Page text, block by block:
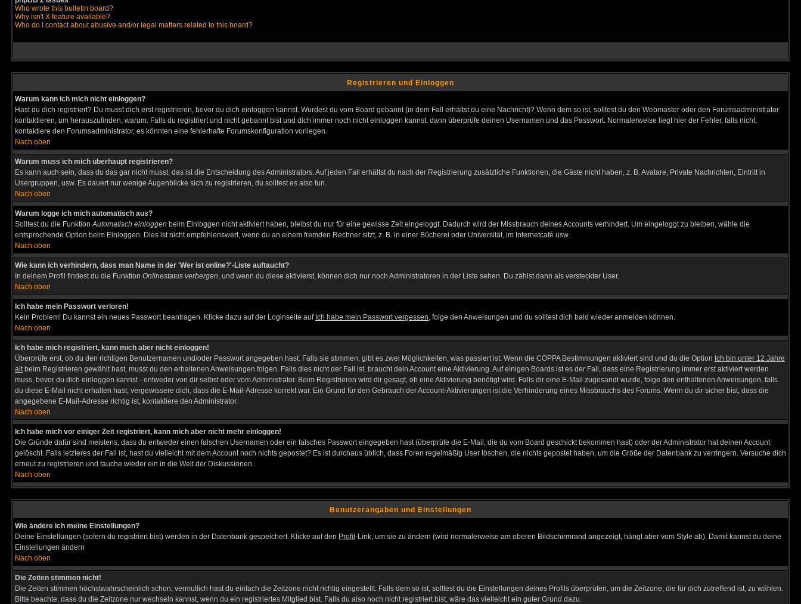
Who wrote this bulletin board?
Why isn't X feature available?
Who do I contact about abusive and/or legal matters related to this board?
Registrieren und Einloggen
Warum kann ich mich nicht einloggen?
Hast du dich registriert? Du musst dich erst registrieren, bevor du dich einloggen kannst. Wurdest du vom Board gebannt (in dem Fall erhältst du eine Nachricht)? Wenn dem so ist, solltest du den Webmaster oder den Forumsadministrator
kontaktieren, um herauszufinden, warum. Falls du registriert und nicht gebannt bist und dich immer noch nicht einloggen kannst, dann überprüfe deinen Usernamen und das Passwort. Normalerweise liegt hier der Fehler, falls nicht,
kontaktiere den Forumsadministrator, es könnten eine fehlerhafte Forumskonfiguration vorliegen.
Nach oben
Warum muss ich mich überhaupt registrieren?
Es kann auch sein, dass du das gar nicht musst, das ist die Entscheidung des Administrators. Auf jeden Fall erhältst du nach der Registrierung zusätzliche Funktionen, die Gäste nicht haben, z. B. Avatare, Private Nachrichten, Eintritt in
Usergruppen, usw. Es dauert nur wenige Augenblicke sich zu registrieren, du solltest es also tun.
Nach oben
Warum logge ich mich automatisch aus?
Solltest du die FunktionAutomatisch einloggen beim Einloggen nicht aktiviert haben, bleibst du nur für eine gewisse Zeit eingeloggt. Dadurch wird der Missbrauch deines Accounts verhindert. Um eingeloggt zu bleiben, wähle die
entsprechende Option beim Einloggen. Dies ist nicht empfehlenswert, wenn du an einem fremden Rechner sitzt, z. B. in einer Bücherei oder Universität, im Internetcafé usw.
Nach oben
Wie kann ich verhindern, dass man Name in der 'Wer ist online?'-Liste auftaucht?
In deinem Profil findest du die Funktion Onlinestatus verbergen, und wenn du diese aktivierst, können dich nur noch Administratoren in der Liste sehen. Du zählst dann als versteckter User.
Nach oben
Ich habe mein Passwort verloren!
Kein Problem! Du kannst ein neues Passwort beantragen. Klicke dazu auf der Loginseite auf Ich habe mein Passwort vergessen, folge den Anweisungen und du solltest dich bald wieder anmelden können.
Nach oben
Ich habe mich registriert, kann mich aber nicht einloggen!
Überprüfe erst, ob du den richtigen Benutzernamen und/oder Passwort angegeben hast. Falls sie stimmen, gibt es zwei Möglichkeiten, was passiert ist: Wenn die COPPA Bestimmungen aktiviert sind und du die Option Ich bin unter 12 Jahre
altbeim Registrieren gewählt hast, musst du den erhaltenen Anweisungen folgen. Falls dies nicht der Fall ist, braucht dein Account eine Aktivierung. Auf einigen Boards ist es der Fall, dass eine Registrierung immer erst aktiviert werden
muss, bevor du dich einloggen kannst - entweder von dir selbst oder vom Administrator. Beim Registrieren wird dir gesagt, ob eine Aktivierung benötigt wird. Falls dir eine E-Mail zugesandt wurde, folge den enthaltenen Anweisungen, falls
du diese E-Mail nicht erhalten hast, vergewissere dich, dass die E-Mail-Adresse korrekt war. Ein Grund für den Gebrauch der Account-Aktivierungen ist die Verhinderung eines Missbrauchs des Forums. Wenn du dir sicher bist, dass die
angegebene E-Mail-Adresse richtig ist, kontaktiere den Administrator.
Nach oben
Ich habe mich vor einiger Zeit registriert, kann mich aber nicht mehr einloggen!
Die Gründe dafür sind meistens, dass du entweder einen falschen Usernamen oder ein falsches Passwort eingegeben hast (überprüfe die E-Mail, die du vom Board geschickt bekommen hast) oder der Administrator hat deinen Account
gelöscht. Falls letzteres der Fall ist, hast du vielleicht mit dem Account noch nichts gepostet? Es ist durchaus üblich, dass Foren regelmäßig User löschen, die nichts gepostet haben, um die Größe der Datenbank zu verringern. Versuche dich
erneut zu registrieren und tauche wieder ein in die Welt der Diskussionen.
Nach oben
Benutzerangaben und Einstellungen
Wie ändere ich meine Einstellungen?
Deine Einstellungen (sofern du registriert bist) werden in der Datenbank gespeichert. Klicke auf den Profil -Link, um sie zu ändern (wird normalerweise am oberen Bildschirmrand angezeigt, hängt aber vom Style ab). Damit kannst du deine
Einstellungen ändern
Nach oben
Die Zeiten stimmen nicht!
Die Zeiten stimmen höchstwahrscheinlich schon, vermutlich hast du einfach die Zeitzone nicht richtig eingestellt. Falls dem so ist, solltest du die Einstellungen deines Profils überprüfen, um die Zeitzone, die für dich zutreffend ist, zu wählen.
Bitte beachte, dass du die Zeitzone nur wechseln kannst, wenn du ein registriertes Mitglied bist. Falls du also noch nicht registriert bist, wäre das vielleicht ein guter Grund dazu.